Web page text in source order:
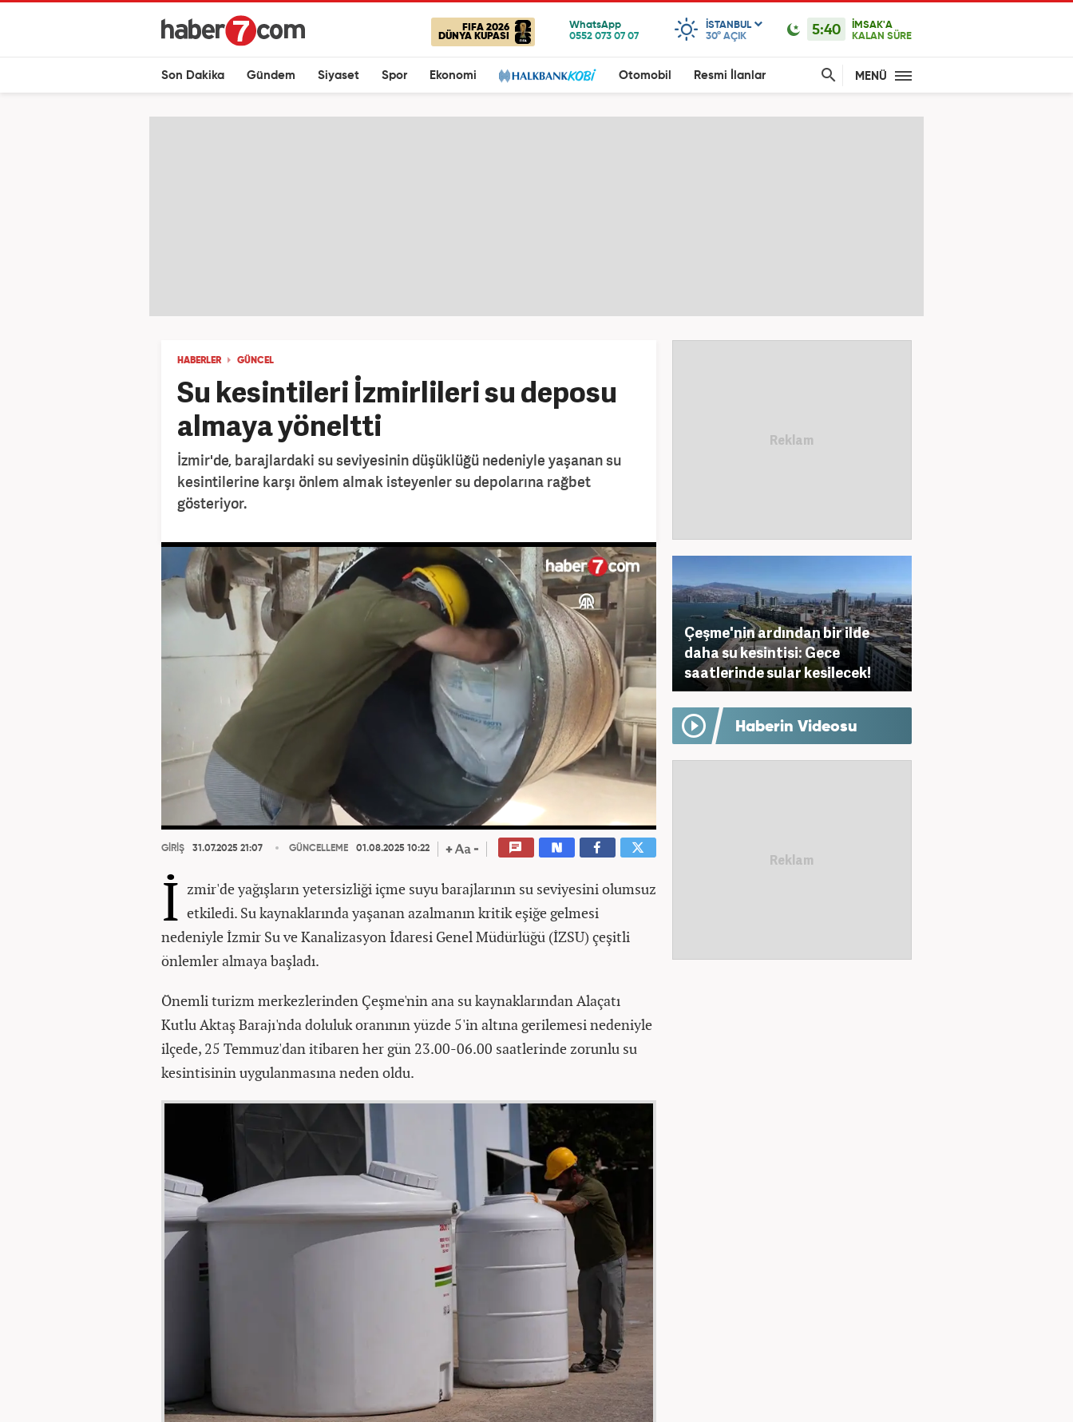
FIFA 2026
DÜNYA KUPASI
ISTANBUL
30° AÇIK 5:40
İMSAK'A
KALAN SÜRE
Son Dakika Gündem Siyaset Spor Ekonomi Otomobil Resmi İlanlar MENÜ
HABERLER GÜNCEL
Su kesintileri İzmirlileri su deposu
almaya yöneltti
İzmir'de, barajlardaki su seviyesinin düşüklüğü nedeniyle yaşanan su
kesintilerine karşı önlem almak isteyenler su depolarına rağbet
gösteriyor.
GİRİŞ 31.07.2025 21:07 GÜNCELLEME 01.08.2025 10:22
İ zmir'de yağışların yetersizliği içme suyu barajlarının su seviyesini olumsuz
etkiledi. Su kaynaklarında yaşanan azalmanın kritik eşiğe gelmesi
nedeniyle İzmir Su ve Kanalizasyon İdaresi Genel Müdürlüğü (İZSU) çeşitli
önlemler almaya başladı.
Önemli turizm merkezlerinden Çeşme'nin ana su kaynaklarından Alaçatı
Kutlu Aktaş Barajı'nda doluluk oranının yüzde 5'in altına gerilemesi nedeniyle
ilçede, 25 Temmuz'dan itibaren her gün 23.00-06.00 saatlerinde zorunlu su
kesintisinin uygulanmasına neden oldu.
Çeşme'nin ardından bir ilde
daha su kesintisi: Gece
saatlerinde sular kesilecek!
Haberin Videosu